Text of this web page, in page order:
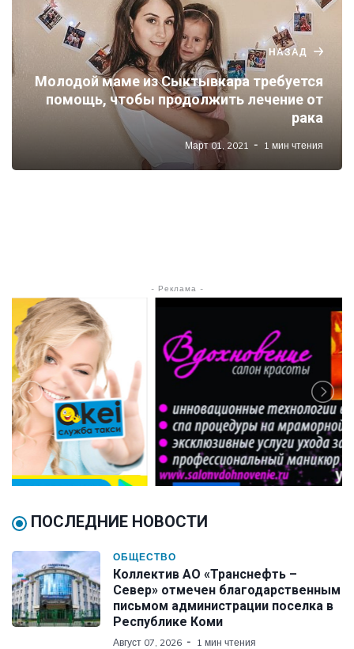
НАЗАД
Молодой маме из Сыктывкара требуется
помощь, чтобы продолжить лечение от
рака
Март 01, 2021 1 мин чтения
- Реклама -
ПОСЛЕДНИЕ НОВОСТИ
ОБЩЕСТВО
Коллектив АО «Транснефть –
Север» отмечен благодарственным
письмом администрации поселка в
Республике Коми
Август 07, 2026 1 мин чтения